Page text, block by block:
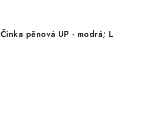
Činka pěnová UP - modrá; L